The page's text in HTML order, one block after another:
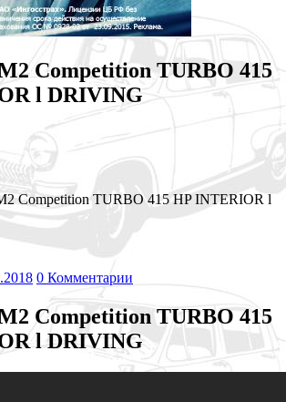
Competition TURBO 415
l DRIVING
Competition TURBO 415 HP INTERIOR l
0 Комментарии
Competition TURBO 415
l DRIVING